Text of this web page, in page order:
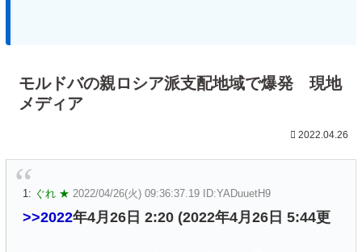
モルドバの親ロシア派支配地域で爆発 現地
メディア
2022.04.26
1: ぐれ ★ 2022/04/26(火) 09:36:37.19 ID:YADuuetH9
>>2022年4月26日 2:20 (2022年4月26日 5:44更